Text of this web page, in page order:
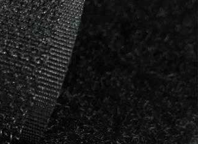
Deutsch
Français
日本語
中文